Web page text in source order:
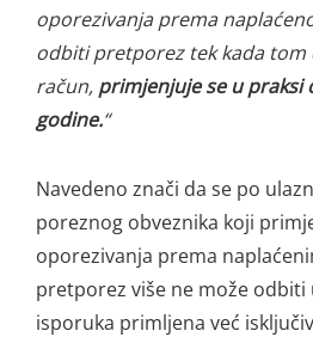
oporezivanja prema
odbiti pretporez tek kada tom
račun, primjenjuje se u praksi
godine.“
Navedeno znači da se po
poreznog obveznika koji
oporezivanja prema
pretporez više ne može
isporuka primljena već